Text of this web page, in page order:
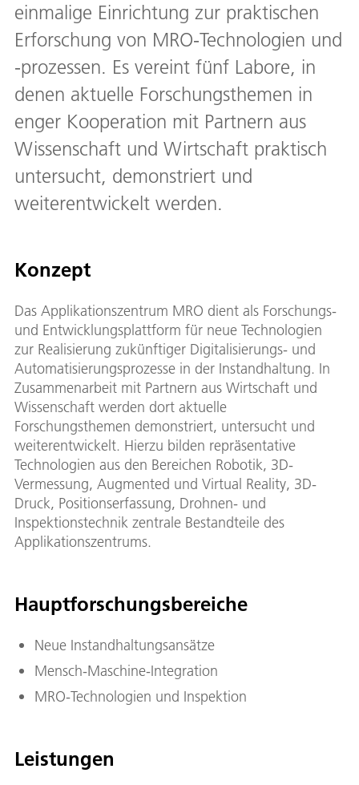
einmalige Einrichtung zur praktischen
Erforschung von MRO-Technologien und
-prozessen. Es vereint fünf Labore, in
denen aktuelle Forschungsthemen in
enger Kooperation mit Partnern aus
Wissenschaft und Wirtschaft praktisch
untersucht, demonstriert und
weiterentwickelt werden.
Konzept
Das Applikationszentrum MRO dient als Forschungs-
und Entwicklungsplattform für neue Technologien
zur Realisierung zukünftiger Digitalisierungs- und
Automatisierungsprozesse in der Instandhaltung. In
Zusammenarbeit mit Partnern aus Wirtschaft und
Wissenschaft werden dort aktuelle
Forschungsthemen demonstriert, untersucht und
weiterentwickelt. Hierzu bilden repräsentative
Technologien aus den Bereichen Robotik, 3D-
Vermessung, Augmented und Virtual Reality, 3D-
Druck, Positionserfassung, Drohnen- und
Inspektionstechnik zentrale Bestandteile des
Applikationszentrums.
Hauptforschungsbereiche
Neue Instandhaltungsansätze
Mensch-Maschine-Integration
MRO-Technologien und Inspektion
Leistungen